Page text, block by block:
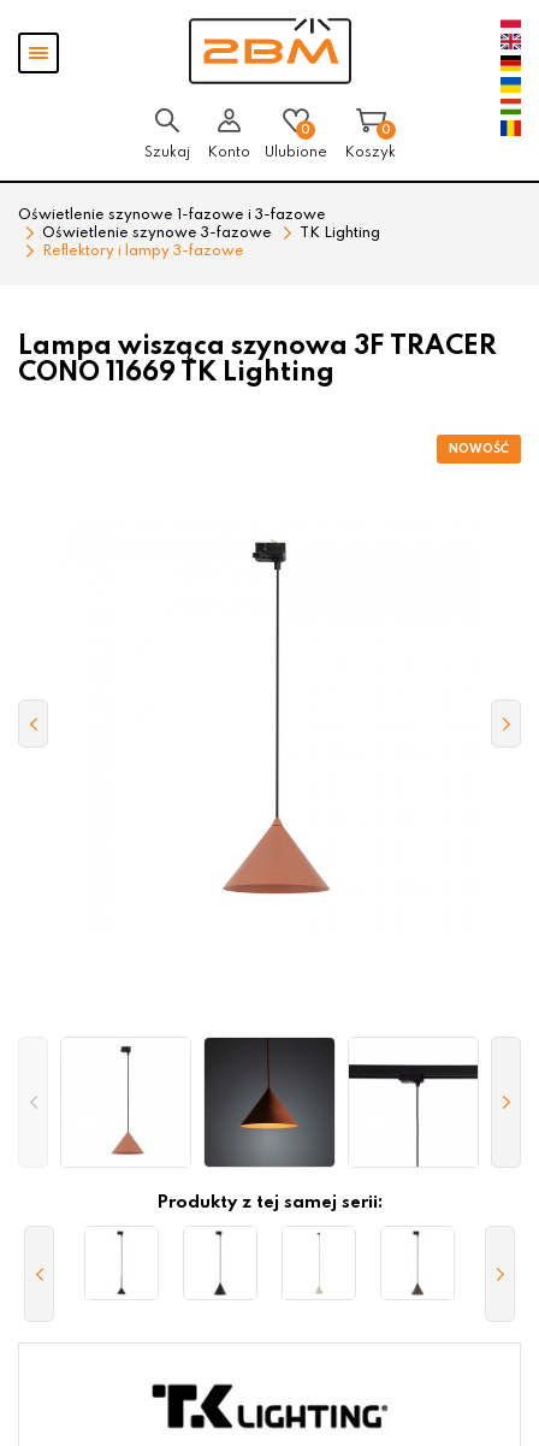
Pokaż
menu
Szukaj Konto
0
Ulubione
0
Koszyk
Oświetlenie szynowe 1-fazowe i 3-fazowe
Oświetlenie szynowe 3-fazowe
TK Lighting
Reflektory i lampy 3-fazowe
Lampa wisząca szynowa 3F TRACER
CONO 11669 TK Lighting
Produkty z tej samej serii: